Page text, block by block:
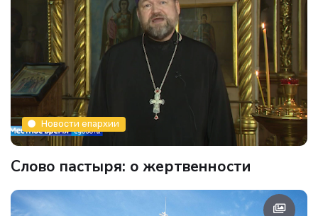
Новости епархии
Слово пастыря: о жертвенности